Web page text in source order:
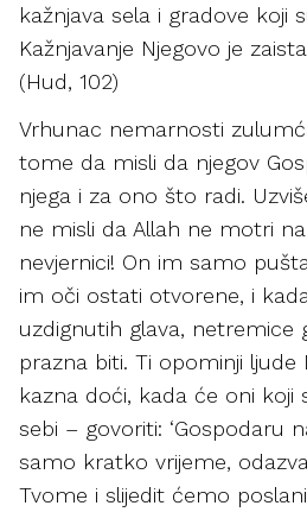
kažnjava sela i gradove koji
Kažnjavanje Njegovo je
(Hud, 102)
Vrhunac nemarnosti
tome da misli da njegov
njega i za ono što radi.
ne misli da Allah ne motri
nevjernici! On im samo
im oči ostati otvorene, i
uzdignutih glava, netremice
prazna biti. Ti opominji
kazna doći, kada će oni koji
sebi – govoriti: ‘Gospodaru
samo kratko vrijeme,
Tvome i slijedit ćemo